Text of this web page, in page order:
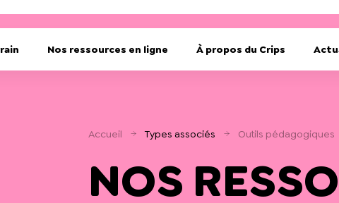
Nos ressources en ligne À propos du Crips
Accueil Types associés Outils pédagogiques
NOS